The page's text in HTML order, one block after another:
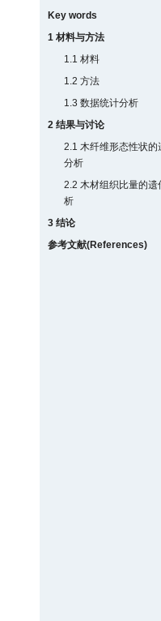
Key words
1 材料与方法
1.1 材料
1.2 方法
1.3 数据统计分析
2 结果与讨论
2.1 木纤维形态性状的
分析
2.2 木材组织比量的遗
析
3 结论
参考文献(References)